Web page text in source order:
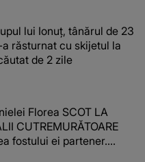
lui Ionuț, tânărul de 23
răsturnat cu skijetul la
de 2 zile
Florea SCOT LA
CUTREMURĂTOARE
fostului ei partener.